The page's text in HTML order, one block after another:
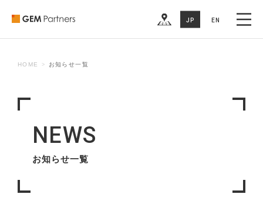
RECRUIT
JP EN
HOME お知らせ一覧
NEWS
お知らせ一覧